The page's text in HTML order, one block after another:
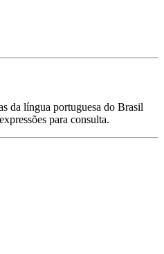
da língua portuguesa do Brasil
para consulta.